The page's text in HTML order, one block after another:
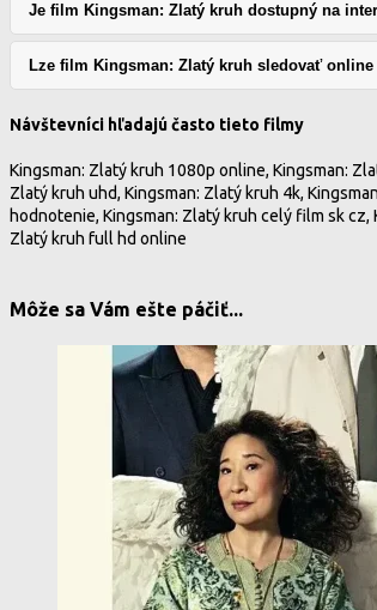
Je film Kingsman: Zlatý kruh dostupný na
Lze film Kingsman: Zlatý kruh sledovať
Návštevníci hľadajú často tieto filmy
Kingsman: Zlatý kruh 1080p online, Kingsman:
Zlatý kruh uhd, Kingsman: Zlatý kruh 4k,
hodnotenie, Kingsman: Zlatý kruh celý film sk
Zlatý kruh full hd online
Môže sa Vám ešte páčiť...